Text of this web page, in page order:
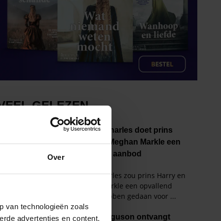
Over
van technologieën zoals
advertenties en content,